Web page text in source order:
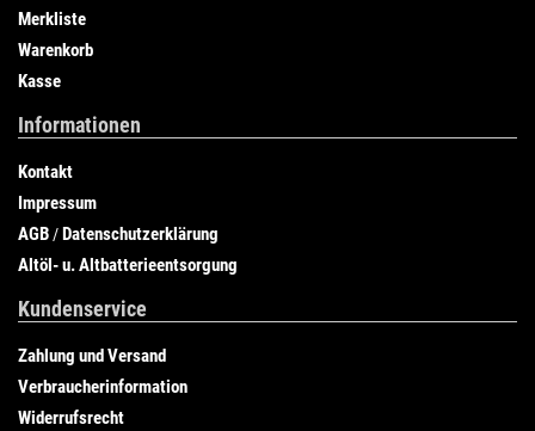
Merkliste
Warenkorb
Kasse
Informationen
Kontakt
Impressum
AGB /Datenschutzerklärung
Altöl- u. Altbatterieentsorgung
Kundenservice
Zahlung und Versand
Verbraucherinformation
Widerrufsrecht